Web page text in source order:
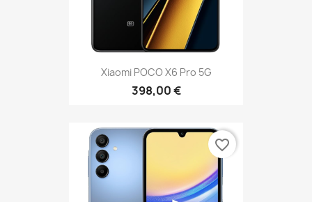
Xiaomi POCO X6 Pro 5G
398,00 €
favorite_border